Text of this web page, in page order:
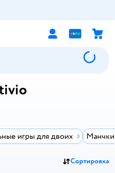
игры для двоих
Сортировка